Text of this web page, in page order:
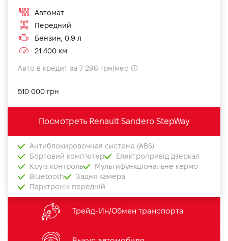
Автомат
Передний
Бензин, 0.9 л
21 400 км
Авто в кредит за 7 296 грн/мес
510 000 грн
Посмотреть Renault Sandero StepWay
Антиблокировочная система (ABS)
Бортовий комп'ютер
Електропривід дзеркал
Круїз контроль
Мультифункціональне кермо
Bluetooth
Задня камера
Парктронік передній
Трейд-Ин/Обмен транспорта